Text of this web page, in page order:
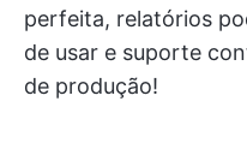
perfeita, relatórios
de usar e suporte
de produção!